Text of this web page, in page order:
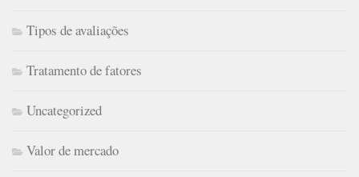
Tipos de avaliações
Tratamento de fatores
Uncategorized
Valor de mercado